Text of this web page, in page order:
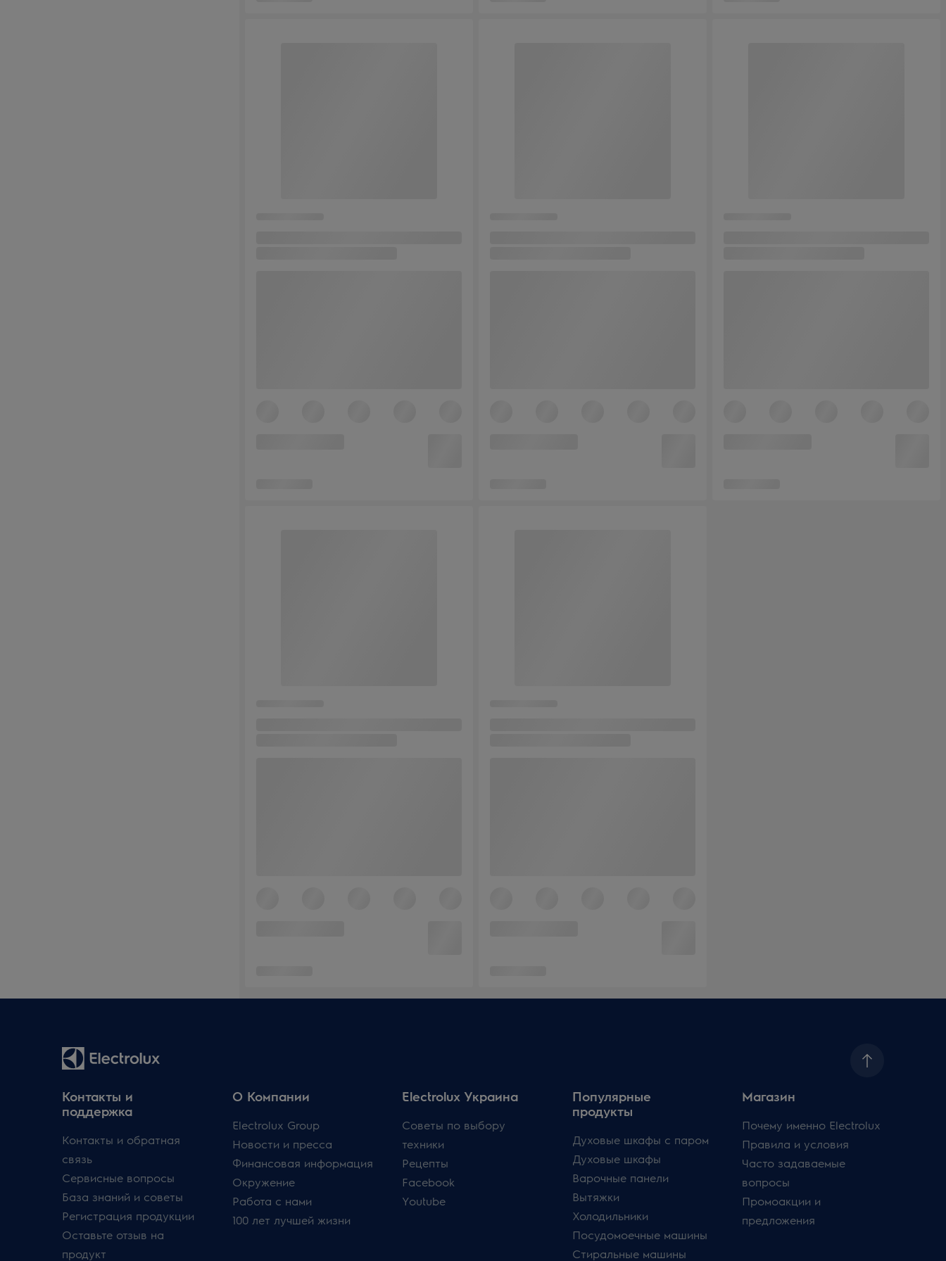
Контакты и
поддержка
Контакты и обратная
связь
Сервисные вопросы
База знаний и советы
Регистрация продукции
Оставьте отзыв на
продукт
О Компании
Electrolux Group
Новости и пресса
Финансовая информация
Окружение
Работа с нами
100 лет лучшей жизни
Electrolux Украина
Советы по выбору
техники
Рецепты
Facebook
Youtube
Популярные
продукты
Духовые шкафы с паром
Духовые шкафы
Варочные панели
Вытяжки
Холодильники
Посудомоечные машины
Стиральные машины
Магазин
Почему именно Electrolux
Правила и условия
Часто задаваемые
вопросы
Промоакции и
предложения